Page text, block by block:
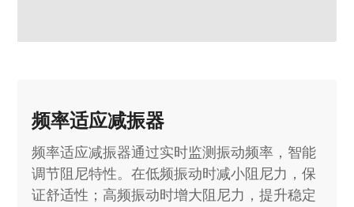
频率适应减振器
频率适应减振器通过实时监测振动频率，智能
调节阻尼特性。在低频振动时减小阻尼力，保
证舒适性；高频振动时增大阻尼力，提升稳定